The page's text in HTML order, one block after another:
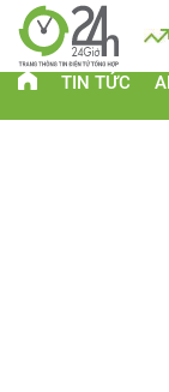
Lịch
TIN TỨC